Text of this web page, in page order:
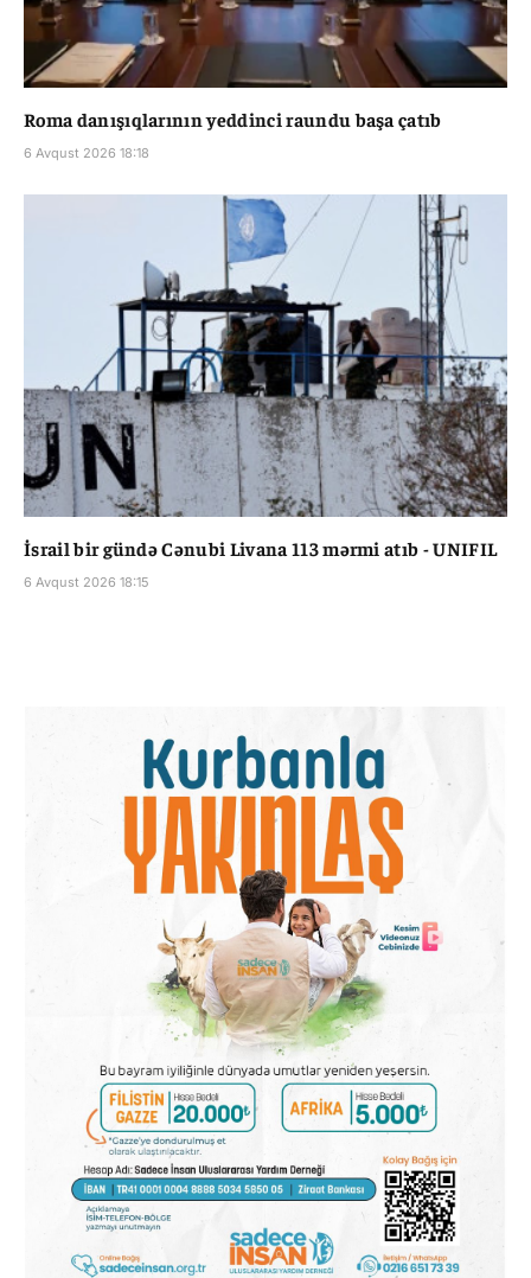
Roma danışıqlarının yeddinci raundu başa çatıb
6 Avqust 2026 18:18
İsrail bir gündə Cənubi Livana 113 mərmi atıb - UNIFIL
6 Avqust 2026 18:15